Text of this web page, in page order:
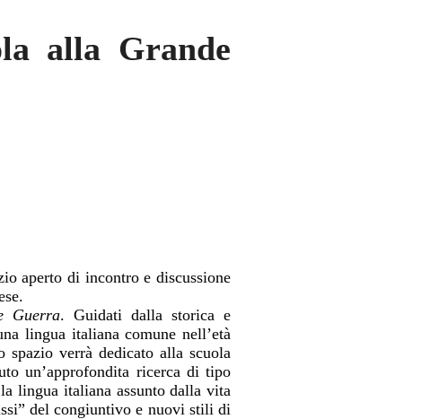
alla Grande
aperto di incontro e discussione
Guerra. Guidati dalla storica e
lingua italiana comune nell’età
spazio verrà dedicato alla scuola
un’approfondita ricerca di tipo
lingua italiana assunto dalla vita
del congiuntivo e nuovi stili di